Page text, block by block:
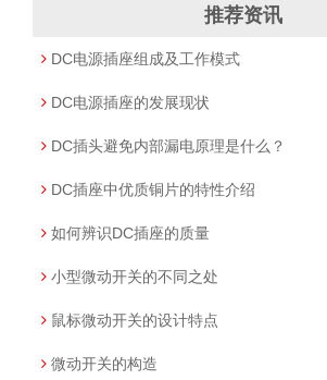
推荐资讯
DC电源插座组成及工作模式
DC电源插座的发展现状
DC插头避免内部漏电原理是什么？
DC插座中优质铜片的特性介绍
如何辨识DC插座的质量
小型微动开关的不同之处
鼠标微动开关的设计特点
微动开关的构造